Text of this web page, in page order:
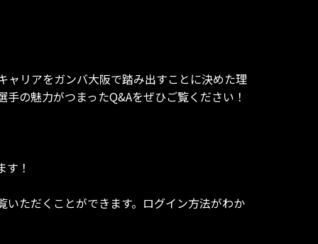
ャリアをガンバ大阪で踏み出すことに決めた理
の魅力がつまったQ&Aをぜひご覧ください！
！
ただくことができます。ログイン方法がわか